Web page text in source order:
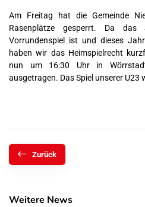
Am Freitag hat die Gemeinde
Rasenplätze gesperrt. Da das
Vorrundenspiel ist und dieses
haben wir das Heimspielrecht
nun um 16:30 Uhr in
ausgetragen. Das Spiel unserer U23
Zurück
Weitere News